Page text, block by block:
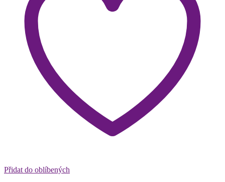
Přidat do oblíbených